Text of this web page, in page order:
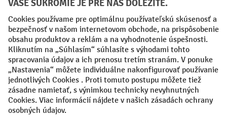
Faktúra Predplatba
Sociálne siete
Facebook
YouTube
LinkedIn
Nastavenia ochrany osobných údajov